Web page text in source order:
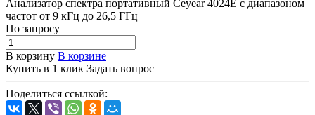
Анализатор спектра портативный Ceyear 4024E с диапазоном
частот от 9 кГц до 26,5 ГГц
По запросу
В корзину В корзине
Купить в 1 клик Задать вопрос
Поделиться ссылкой: